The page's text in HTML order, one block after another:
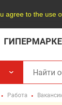
agree to the use
Работа